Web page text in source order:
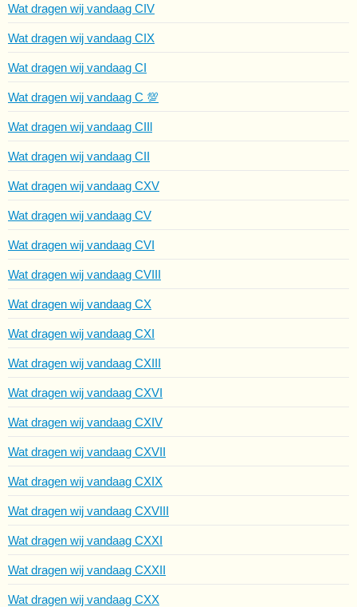
Wat dragen wij vandaag CIV
Wat dragen wij vandaag CIX
Wat dragen wij vandaag CI
Wat dragen wij vandaag C 💯
Wat dragen wij vandaag CIIl
Wat dragen wij vandaag CII
Wat dragen wij vandaag CXV
Wat dragen wij vandaag CV
Wat dragen wij vandaag CVI
Wat dragen wij vandaag CVIII
Wat dragen wij vandaag CX
Wat dragen wij vandaag CXI
Wat dragen wij vandaag CXIII
Wat dragen wij vandaag CXVI
Wat dragen wij vandaag CXIV
Wat dragen wij vandaag CXVII
Wat dragen wij vandaag CXIX
Wat dragen wij vandaag CXVIII
Wat dragen wij vandaag CXXI
Wat dragen wij vandaag CXXII
Wat dragen wij vandaag CXX